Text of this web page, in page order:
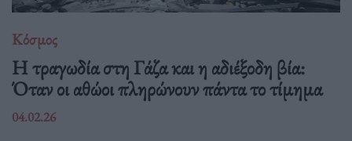
Κόσμος
Η τραγωδία στη Γάζα και η αδιέξοδη βία:
Όταν οι αθώοι πληρώνουν πάντα το τίμημα
04.02.26